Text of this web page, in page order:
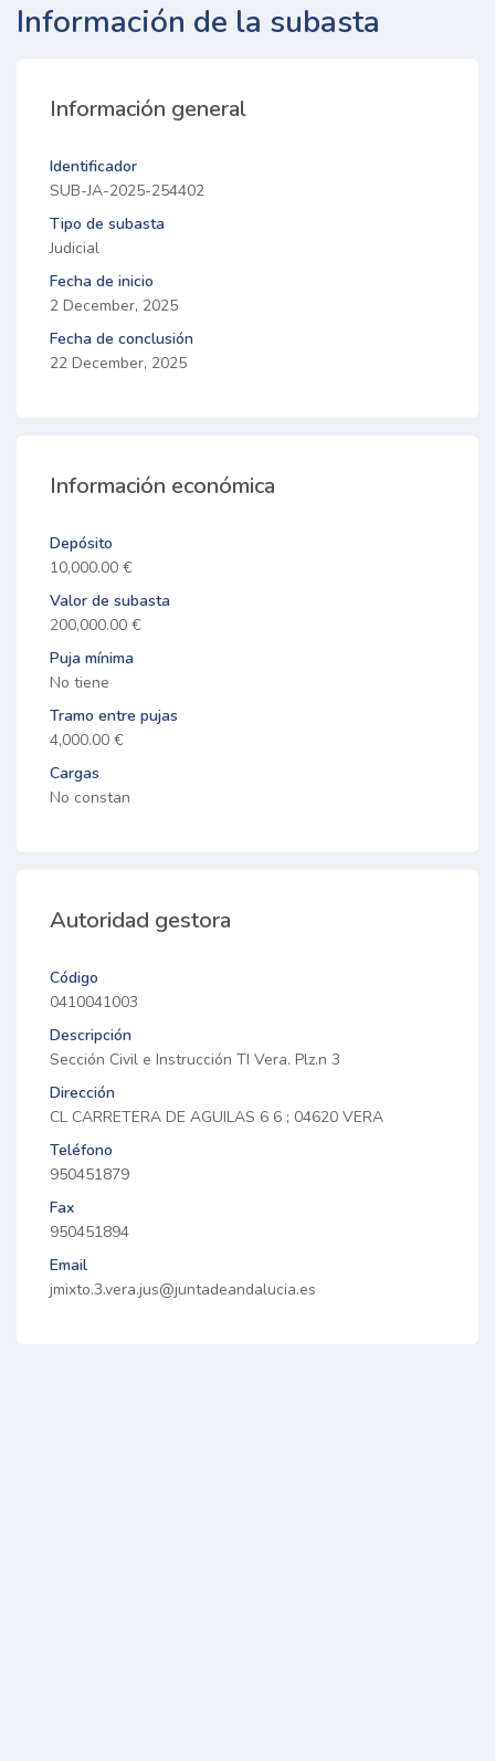
Información de la subasta
Información general
Identificador
SUB-JA-2025-254402
Tipo de subasta
Judicial
Fecha de inicio
2 December, 2025
Fecha de conclusión
22 December, 2025
Información económica
Depósito
10,000.00 €
Valor de subasta
200,000.00 €
Puja mínima
No tiene
Tramo entre pujas
4,000.00 €
Cargas
No constan
Autoridad gestora
Código
0410041003
Descripción
Sección Civil e Instrucción TI Vera. Plz.n 3
Dirección
CL CARRETERA DE AGUILAS 6 6 ; 04620 VERA
Teléfono
950451879
Fax
950451894
Email
jmixto.3.vera.jus@juntadeandalucia.es